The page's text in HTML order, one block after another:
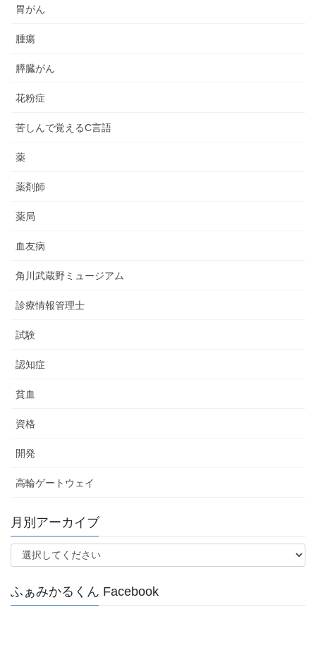
胃がん
腫瘍
膵臓がん
花粉症
苦しんで覚えるC言語
薬
薬剤師
薬局
血友病
角川武蔵野ミュージアム
診療情報管理士
試験
認知症
貧血
資格
開発
高輪ゲートウェイ
月別アーカイブ
ふぁみかるくん Facebook